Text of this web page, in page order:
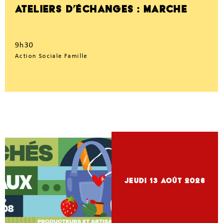
ATELIERS D’ÉCHANGES : MARCHE
9h30
Action Sociale Famille
jeudi 13 Août 2026